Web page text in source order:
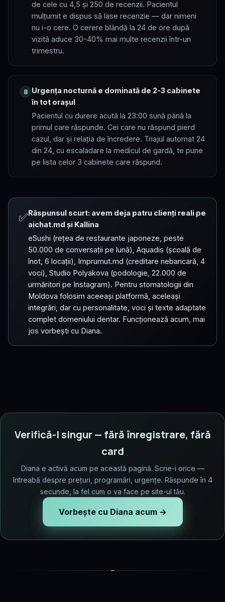
de cele cu 4,5 și 250 de recenzii. Pacientul
mulțumit e dispus să lase recenzie — dar nimeni
nu i-o cere. O cerere blândă la 24 de ore după
vizită aduce 30-40% mai multe recenzii într-un
trimestru.
8 Urgența nocturnă e dominată de 2-3 cabinete
în tot orașul
Pacientul cu durere acută la 23:00 sună până la
primul care răspunde. Cei care nu răspund pierd
cazul, dar și relația de încredere. Triajul automat 24
din 24, cu escaladare la medicul de gardă, te pune
pe lista celor 3 cabinete care răspund.
✅Răspunsul scurt: avem deja patru clienți reali pe
aichat.md și Kallina
eSushi (rețea de restaurante japoneze, peste
50.000 de conversații pe lună), Aquadis (școală de
înot, 6 locații), Imprumut.md (creditare nebancară, 4
voci), Studio Polyakova (podologie, 22.000 de
urmăritori pe Instagram). Pentru stomatologii din
Moldova folosim aceeași platformă, aceleași
integrări, dar cu personalitate, voci și texte adaptate
complet domeniului dentar. Funcționează acum, mai
jos vorbești cu Diana.
Verifică-l singur — fără înregistrare, fără
card
Diana e activă acum pe această pagină. Scrie-i orice —
întreabă despre prețuri, programări, urgențe. Răspunde în 4
secunde, la fel cum o va face pe site-ul tău.
Vorbește cu Diana acum →